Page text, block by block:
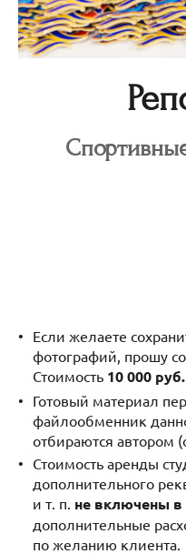
Если желаете
фотографий, прошу
Стоимость 10 000
Готовый материал
файлообменник
отбираются автором
Стоимость аренды
дополнительного
и т. п. не включены в
дополнительные
по желанию клиента.